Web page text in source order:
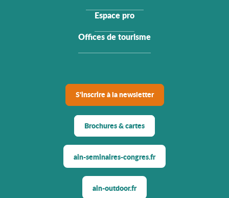
Espace pro
Offices de tourisme
S'inscrire à la newsletter
Brochures & cartes
ain-seminaires-congres.fr
ain-outdoor.fr